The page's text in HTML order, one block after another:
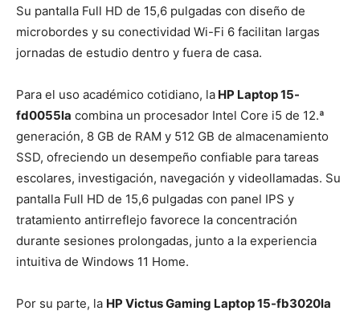
Su pantalla Full HD de 15,6 pulgadas con diseño de
microbordes y su conectividad Wi-Fi 6 facilitan largas
jornadas de estudio dentro y fuera de casa.
Para el uso académico cotidiano, la HP Laptop 15-
fd0055la combina un procesador Intel Core i5 de 12.ª
generación, 8 GB de RAM y 512 GB de almacenamiento
SSD, ofreciendo un desempeño confiable para tareas
escolares, investigación, navegación y videollamadas. Su
pantalla Full HD de 15,6 pulgadas con panel IPS y
tratamiento antirreflejo favorece la concentración
durante sesiones prolongadas, junto a la experiencia
intuitiva de Windows 11 Home.
Por su parte, la HP Victus Gaming Laptop 15-fb3020la